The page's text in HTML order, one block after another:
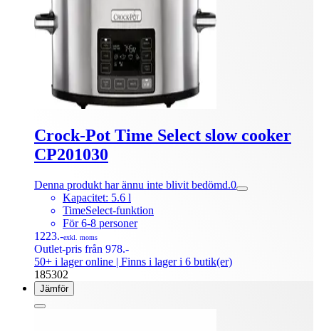
Crock-Pot Time Select slow cooker
CP201030
Denna produkt har ännu inte blivit bedömd.0
Kapacitet: 5.6 l
TimeSelect-funktion
För 6-8 personer
1223.-exkl. moms
Outlet-pris från 978.-
50+ i lager online | Finns i lager i 6 butik(er)
185302
Jämför